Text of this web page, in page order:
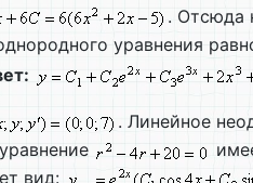
. Отсюда
уравнения
. Линейное
вид: